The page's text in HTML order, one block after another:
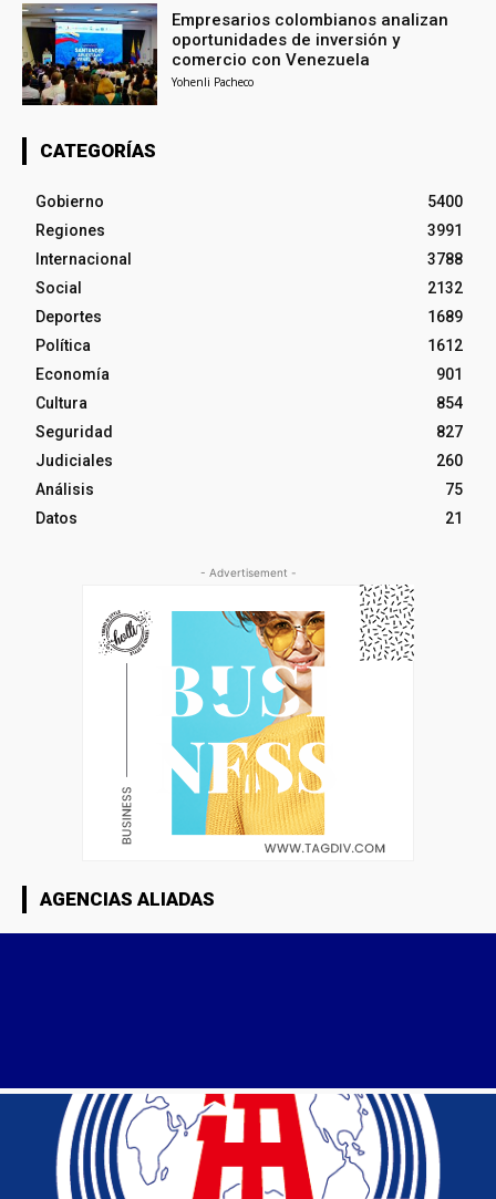
Empresarios colombianos analizan
oportunidades de inversión y
comercio con Venezuela
Yohenli Pacheco
CATEGORÍAS
Gobierno
5400
Regiones
3991
Internacional
3788
Social
2132
Deportes
1689
Política
1612
Economía
901
Cultura
854
Seguridad
827
Judiciales
260
Análisis
75
Datos
21
- Advertisement -
AGENCIAS ALIADAS